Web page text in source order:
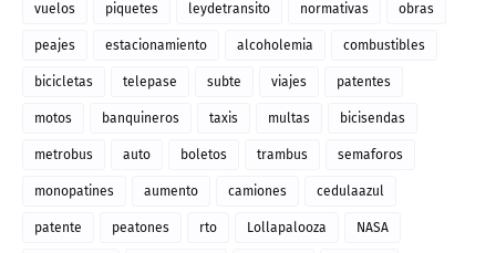
vuelos piquetes leydetransito normativas obras
peajes estacionamiento alcoholemia combustibles
bicicletas telepase subte viajes patentes
motos banquineros taxis multas bicisendas
metrobus auto boletos trambus semaforos
monopatines aumento camiones cedulaazul
patente peatones rto Lollapalooza NASA